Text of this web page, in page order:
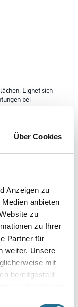
Über Cookies
Anzeigen zu
anbieten
zu
zu Ihrer
Partner für
weiter. Unsere
mit
bereitgestellt
Eignet sich
bei